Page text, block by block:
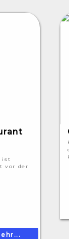
ist
vor der